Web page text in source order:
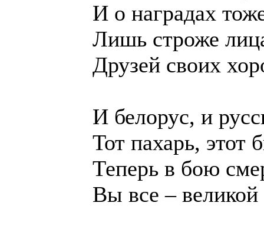
И о наградах
Лишь строже
Друзей своих
И белорус, и
Тот пахарь, этот
Теперь в бою
Вы все –